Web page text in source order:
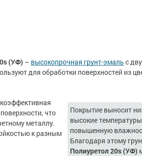
(УФ) – высокопрочная грунт-эмаль с
для обработки поверхностей из
Покрытие выносит
высокие
повышенную
Благодаря этому
Полиуретол 20s (УФ)
что
металлу.
к разным